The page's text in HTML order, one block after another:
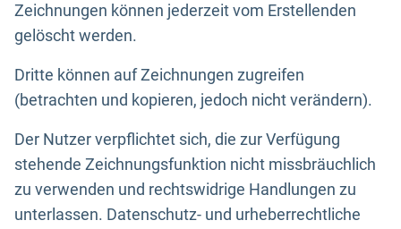
Zeichnungen können jederzeit vom Erstellenden
gelöscht werden.
Dritte können auf Zeichnungen zugreifen
(betrachten und kopieren, jedoch nicht verändern).
Der Nutzer verpflichtet sich, die zur Verfügung
stehende Zeichnungsfunktion nicht missbräuchlich
zu verwenden und rechtswidrige Handlungen zu
unterlassen. Datenschutz- und urheberrechtliche